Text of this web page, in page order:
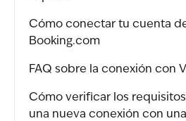
Cómo conectar tu cuenta
Booking.com
FAQ sobre la conexión con
Cómo verificar los
una nueva conexión con una